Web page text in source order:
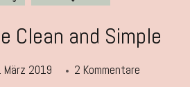
Clean and Simple
März 2019 2 Kommentarezu